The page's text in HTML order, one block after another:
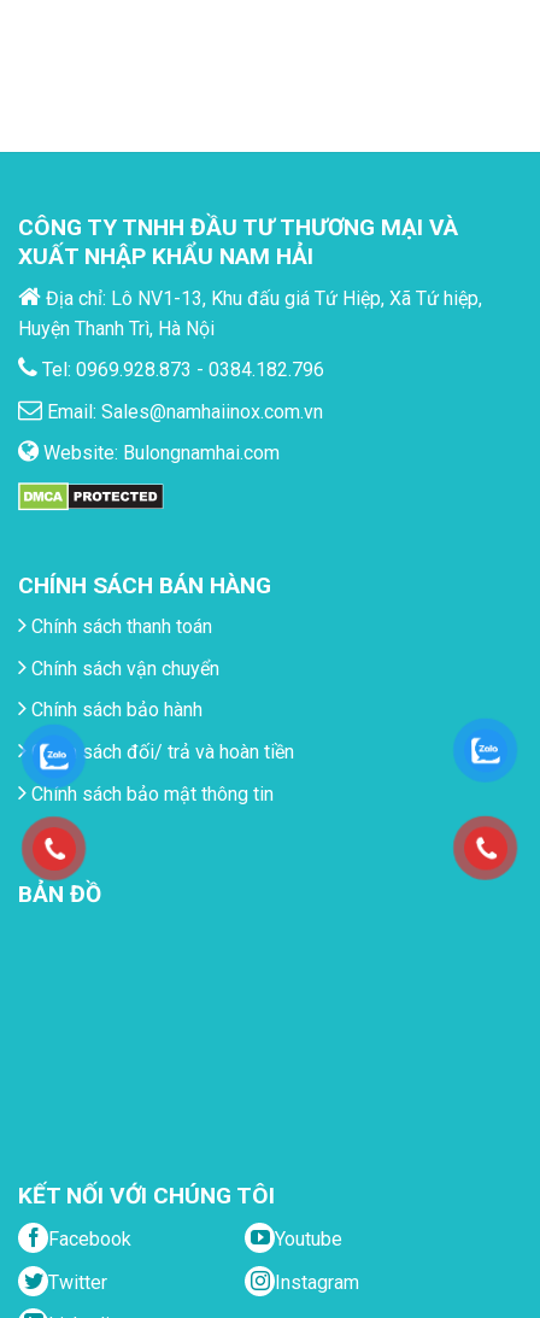
CÔNG TY TNHH ĐẦU TƯ THƯƠNG MẠI VÀ
XUẤT NHẬP KHẨU NAM HẢI
Địa chỉ: Lô NV1-13, Khu đấu giá Tứ Hiệp, Xã Tứ hiệp,
Huyện Thanh Trì, Hà Nội
Tel: 0969.928.873 - 0384.182.796
Email: Sales@namhaiinox.com.vn
Website: Bulongnamhai.com
CHÍNH SÁCH BÁN HÀNG
Chính sách thanh toán
Chính sách vận chuyển
Chính sách bảo hành
Chính sách đối/ trả và hoàn tiền
Chính sách bảo mật thông tin
BẢN ĐỒ
KẾT NỐI VỚI CHÚNG TÔI
Facebook
Youtube
Twitter
Instagram